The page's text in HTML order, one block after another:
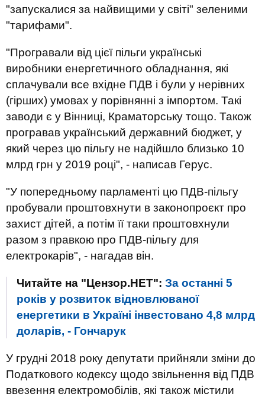
"запускалися за найвищими у світі" зеленими
"тарифами".
"Програвали від цієї пільги українські
виробники енергетичного обладнання, які
сплачували все вхідне ПДВ і були у нерівних
(гірших) умовах у порівнянні з імпортом. Такі
заводи є у Вінниці, Краматорську тощо. Також
програвав український державний бюджет, у
який через цю пільгу не надійшло близько 10
млрд грн у 2019 році", - написав Герус.
"У попередньому парламенті цю ПДВ-пільгу
пробували проштовхнути в законопроєкт про
захист дітей, а потім її таки проштовхнули
разом з правкою про ПДВ-пільгу для
електрокарів", - нагадав він.
Читайте на "Цензор.НЕТ": За останні 5
років у розвиток відновлюваної
енергетики в Україні інвестовано 4,8 млрд
доларів, - Гончарук
У грудні 2018 року депутати прийняли зміни до
Податкового кодексу щодо звільнення від ПДВ
ввезення електромобілів, які також містили